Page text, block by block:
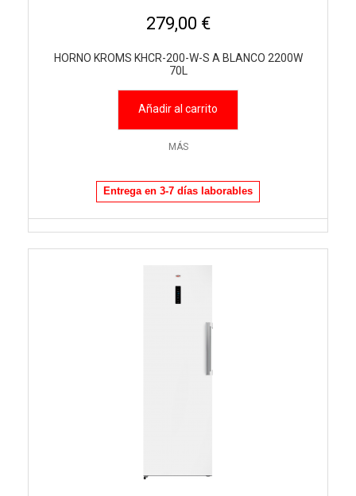
279,00 €
HORNO KROMS KHCR-200-W-S A BLANCO 2200W
70L
Añadir al carrito
MÁS
Entrega en 3-7 días laborables